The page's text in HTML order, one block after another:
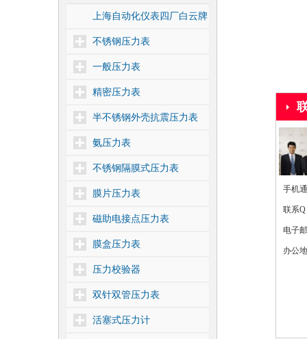
上海自动化仪表四厂白云牌
不锈钢压力表
一般压力表
精密压力表
半不锈钢外壳抗震压力表
氨压力表
不锈钢隔膜式压力表
膜片压力表
磁助电接点压力表
膜盒压力表
压力校验器
双针双管压力表
活塞式压力计
手机
联系
电子
办公